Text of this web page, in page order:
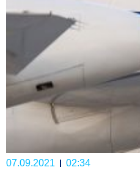
07.09.2021 02:34